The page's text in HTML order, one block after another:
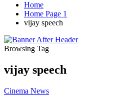
Home
Home Page 1
vijay speech
Browsing Tag
vijay speech
Cinema News